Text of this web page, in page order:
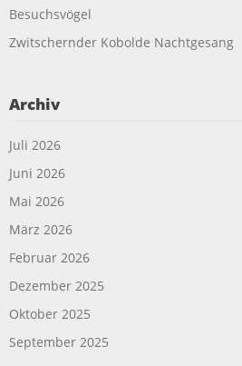
Besuchsvögel
Zwitschernder Kobolde Nachtgesang
Archiv
Juli 2026
Juni 2026
Mai 2026
März 2026
Februar 2026
Dezember 2025
Oktober 2025
September 2025